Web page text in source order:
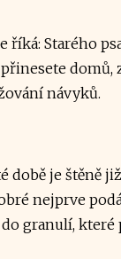
říká: Starého
domů,
návyků.
době je štěně
nejprve
granulí, které